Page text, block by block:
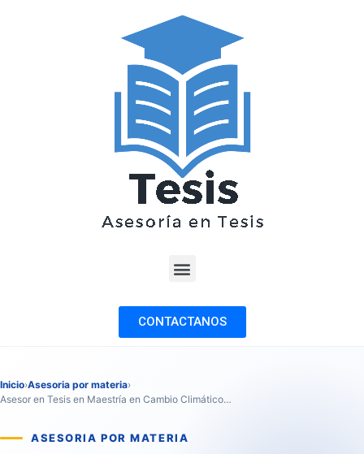
CONTACTANOS
Inicio›Asesoria por materia›
Asesor en Tesis en Maestría en Cambio Climático…
ASESORIA POR MATERIA